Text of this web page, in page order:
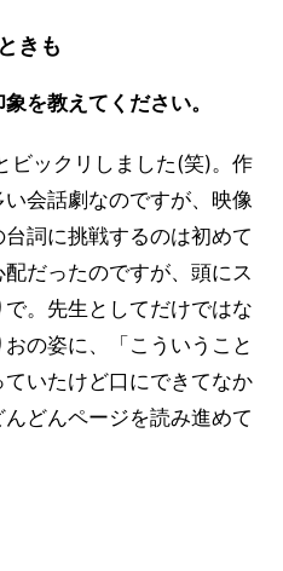
きも
を教えてください。
ビックリしました(笑)。作
会話劇なのですが、映像
詞に挑戦するのは初めて
だったのですが、頭にス
。先生としてだけではな
の姿に、「こういうこと
いたけど口にできてなか
どんページを読み進めて